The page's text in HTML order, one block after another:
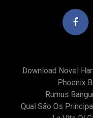
Download Novel
Phoenix
Rumus
Qual São Os